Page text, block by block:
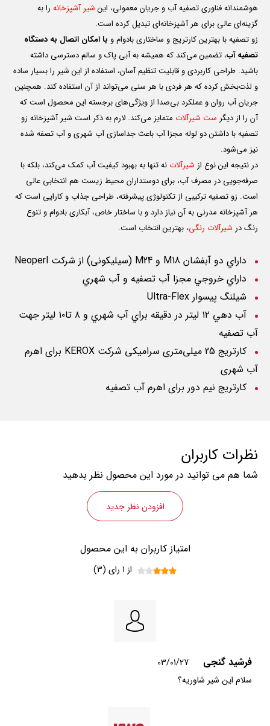
هوشمندانه فناوری تصفیه آب و جریان معمولی، این شیر آشپزخانه را به
گزینه‌ای عالی برای هر آشپزخانه‌ای تبدیل کرده است.
زو تصفیه با بهترین کارتریج و ساختاری بادوام و با امکان اتصال به دستگاه
تصفیه آب، تضمین می‌کند که همیشه به آبی پاک و سالم دسترسی داشته
باشید. طراحی کاربردی و قابلیت تنظیم آسان، استفاده از این شیر را بسیار ساده
و لذت‌بخش کرده که هر فردی با هر سنی می‌تواند از آن استفاده کند. همچنین
جریان آب روان و عملکرد بی‌صدا از ویژگی‌های برجسته این محصول است که
آن را از دیگر ست شیرآلات متمایز می‌کند. لارم به ذکر است شیر آشپزخانه زو
تصفیه با داشتن دو لوله مجزا آب باعث جداسازی آب شهری و آب تصفه شده
نیز می‌شود.
در نتیجه این نوع از شیرآلات نه تنها به بهبود کیفیت آب کمک می‌کند، بلکه با
صرفه‌جویی در مصرف آب، برای دوستداران محیط زیست هم انتخابی عالی
است. زو تصفیه ترکیبی از تکنولوژی پیشرفته، طراحی جذاب و کارایی است که
هر آشپزخانه مدرنی به آن نیاز دارد و با ساختار خاص، آبکاری بادوام و تنوع
رنگ در شیرآلات رنگی، بهترین انتخاب است.
داراي دو آبفشان M18 و M24 (سیلیکونی) از شركت
Neoperl
داراي خروجي مجزا آب تصفيه و آب شهري
شیلنگ پیسوار Ultra-Flex
آب دهي ١٢ ليتر در دقيقه براي آب شهري و ٨ تا١٠ ليتر جهت
آب تصفيه
کارتریج 25 میلی‌متری سرامیکی شرکت
KEROX برای اهرم
آب شهری
کارتریج نیم دور برای اهرم آب تصفیه
نظرات کاربران
شما هم می توانید در مورد این محصول نظر بدهید
افزودن نظر جدید
امتیاز کاربران به این محصول
از 1 رای (3)
فرشيد گنجی
03/01/27
سلام اين شير شاوریه؟